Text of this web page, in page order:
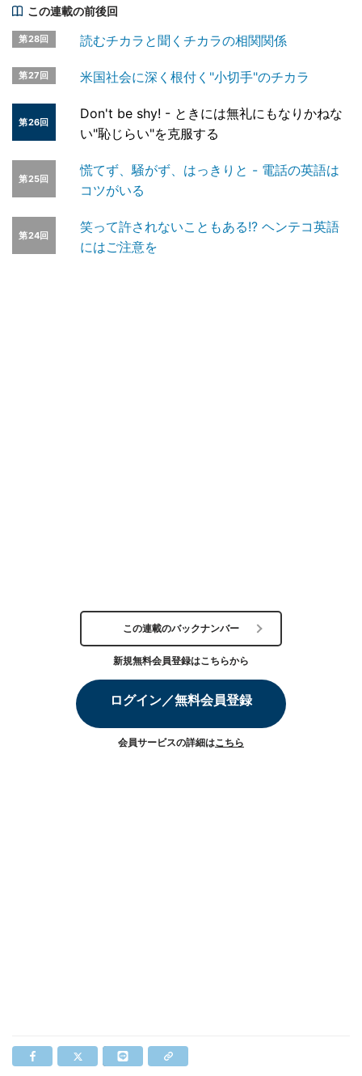
この連載の前後回
第28回 読むチカラと聞くチカラの相関関係
第27回 米国社会に深く根付く"小切手"のチカラ
第26回
Don't be shy! - ときには無礼にもなりかねな
い"恥じらい"を克服する
第25回
慌てず、騒がず、はっきりと - 電話の英語は
コツがいる
第24回
笑って許されないこともある!? ヘンテコ英語
にはご注意を
この連載のバックナンバー
新規無料会員登録はこちらから
ログイン／無料会員登録
会員サービスの詳細はこちら